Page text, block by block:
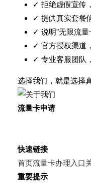
✓ 拒绝虚假宣传
✓ 提供真实套餐
✓ 说明"无限流量
✓ 官方授权渠道
✓ 专业客服团队
选择我们，就是选择
流量卡申请
快速链接
首页流量卡办理入口
重要提示